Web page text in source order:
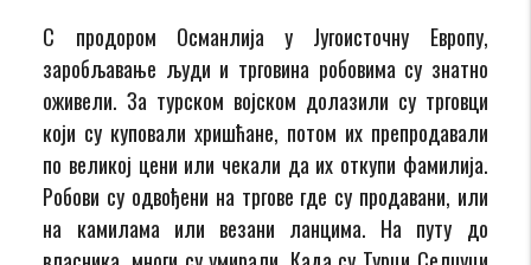
С продором Османлија у Југоисточну Европу,
заробљавање људи и трговина робовима су знатно
оживели. За турском војском долазили су трговци
који су куповали хришћане, потом их препродавали
по великој цени или чекали да их откупи фамилија.
Робови су одвођени на тргове где су продавани, или
на камилама или везани ланцима. На путу до